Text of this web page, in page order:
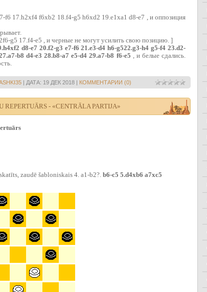
f6 17.h2xf4 f6xb2 18.f4-g5 h6xd2 19.e1xa1 d8-e7 , и оппозиция
g5 17.f4-e5 , и черные не могут усилить свою позицию. ]
d8-e7 20.f2-g3 e7-f6 21.e3-d4 h6-g522.g3-h4 g5-f4 23.d2-
b8 d4-e3 28.b8-a7 e5-d4 29.a7-b8 f6-e5 , и белые сдались.
| ДАТА: 19 ДЕК 2018 | КОММЕНТАРИИ (0)
- «CENTRĀLA PARTIJA»
zaudē šabloniskais 4. a1-b2?. b6-c5 5.d4xb6 a7xc5